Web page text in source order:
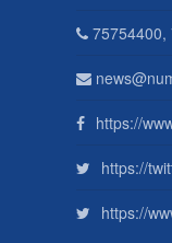
75754400,
https://
https://
https://